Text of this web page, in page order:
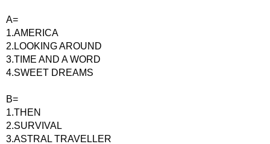
A=
1.AMERICA
2.LOOKING AROUND
3.TIME AND A WORD
4.SWEET DREAMS
B=
1.THEN
2.SURVIVAL
3.ASTRAL TRAVELLER